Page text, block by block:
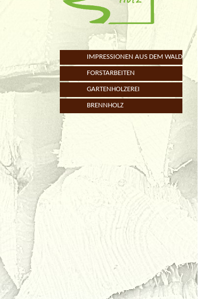
IMPRESSIONEN AUS DEM WALD
FORSTARBEITEN
GARTENHOLZEREI
BRENNHOLZ